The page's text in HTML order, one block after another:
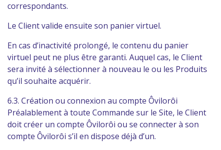
correspondants.
Le Client valide ensuite son panier virtuel.
En cas d’inactivité prolongé, le contenu du panier
virtuel peut ne plus être garanti. Auquel cas, le Client
sera invité à sélectionner à nouveau le ou les Produits
qu’il souhaite acquérir.
6.3. Création ou connexion au compte Ôvilorôi
Préalablement à toute Commande sur le Site, le Client
doit créer un compte Ôvilorôi ou se connecter à son
compte Ôvilorôi s’il en dispose déjà d’un.